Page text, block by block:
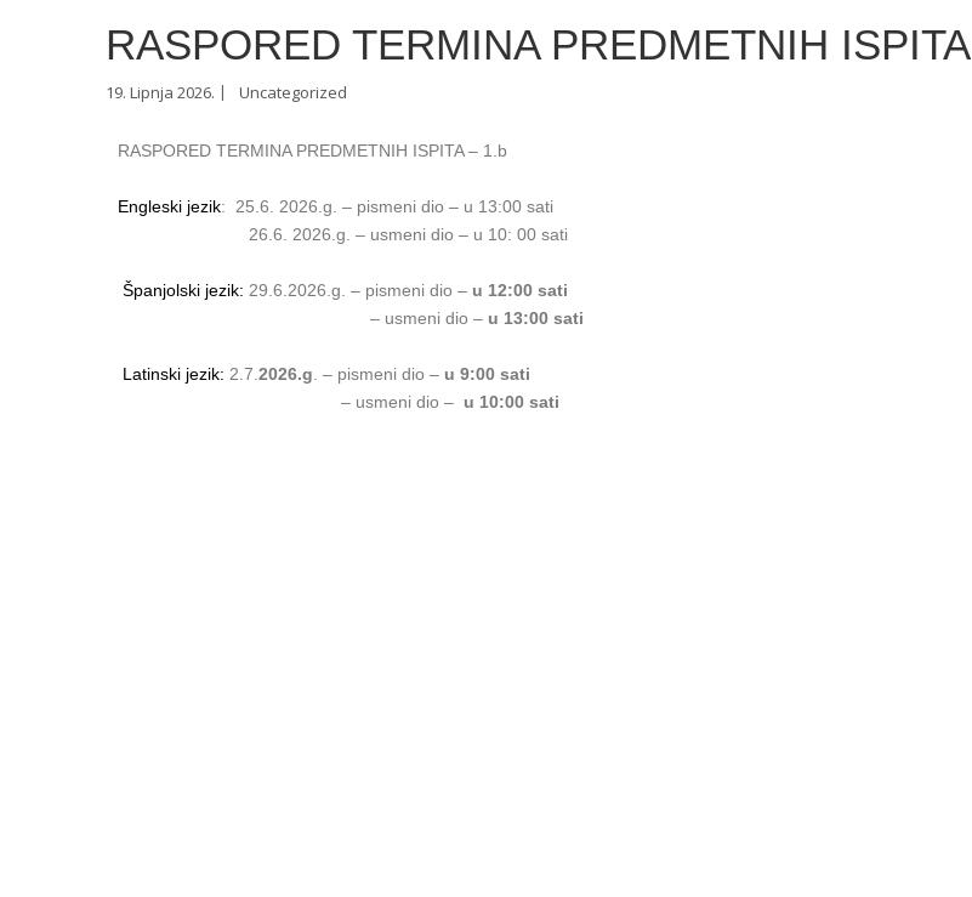
RASPORED TERMINA PREDMETNIH ISPITA
19. Lipnja 2026. Uncategorized
RASPORED TERMINA PREDMETNIH ISPITA – 1.b
Engleski jezik: 25.6. 2026.g. – pismeni dio – u 13:00 sati
26.6. 2026.g. – usmeni dio – u 10: 00 sati
Španjolski jezik: 29.6.2026.g. – pismeni dio – u 12:00 sati
– usmeni dio – u 13:00 sati
Latinski jezik: 2.7. 2026.g . – pismeni dio – u 9:00 sati
– usmeni dio – u 10:00 sati